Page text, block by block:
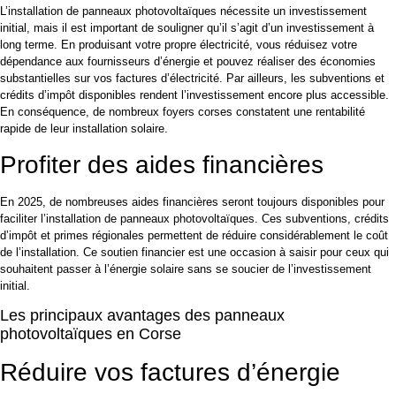
L’installation de panneaux photovoltaïques nécessite un investissement
initial, mais il est important de souligner qu’il s’agit d’un investissement à
long terme. En produisant votre propre électricité, vous réduisez votre
dépendance aux fournisseurs d’énergie et pouvez réaliser des économies
substantielles sur vos factures d’électricité. Par ailleurs, les subventions et
crédits d’impôt disponibles rendent l’investissement encore plus accessible.
En conséquence, de nombreux foyers corses constatent une rentabilité
rapide de leur installation solaire.
Profiter des aides financières
En 2025, de nombreuses aides financières seront toujours disponibles pour
faciliter l’installation de panneaux photovoltaïques. Ces subventions, crédits
d’impôt et primes régionales permettent de réduire considérablement le coût
de l’installation. Ce soutien financier est une occasion à saisir pour ceux qui
souhaitent passer à l’énergie solaire sans se soucier de l’investissement
initial.
Les principaux avantages des panneaux
photovoltaïques en Corse
Réduire vos factures d’énergie